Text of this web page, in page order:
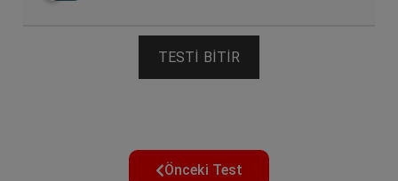
TESTI BITIR
Önceki Test